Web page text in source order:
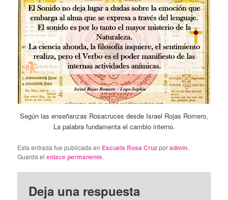
Según las enseñanzas Rosacruces desde Israel Rojas Romero,
La palabra fundamenta el cambio interno.
Esta entrada fue publicada en Escuela Rosa Cruzporadmin.
Guarda elenlace permanente.
Deja una respuesta